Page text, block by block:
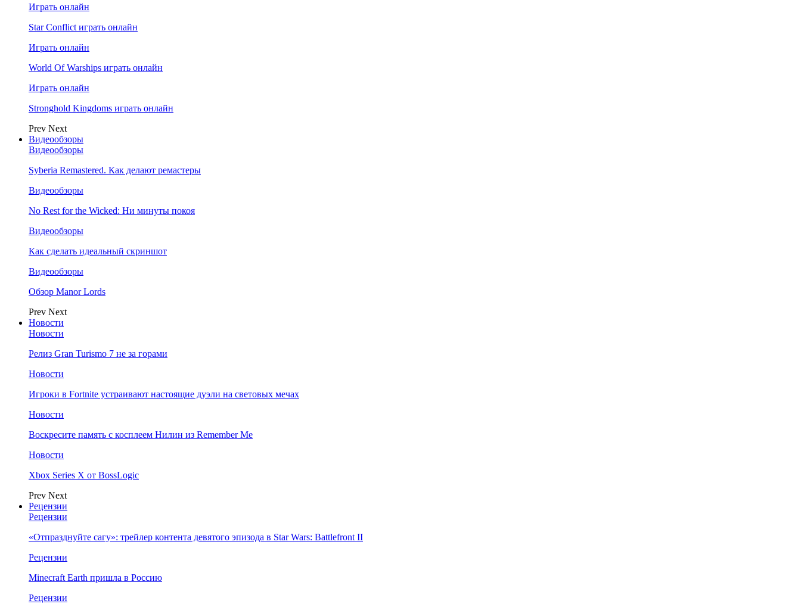
Играть онлайн
Star Conflict играть онлайн
Играть онлайн
World Of Warships играть онлайн
Играть онлайн
Stronghold Kingdoms играть онлайн
Prev Next
Видеообзоры
Видеообзоры
Syberia Remastered. Как делают ремастеры
Видеообзоры
No Rest for the Wicked: Ни минуты покоя
Видеообзоры
Как сделать идеальный скриншот
Видеообзоры
Обзор Manor Lords
Prev Next
Новости
Новости
Релиз Gran Turismo 7 не за горами
Новости
Игроки в Fortnite устраивают настоящие дуэли на световых мечах
Новости
Воскресите память с косплеем Нилин из Remember Me
Новости
Xbox Series X от BossLogic
Prev Next
Рецензии
Рецензии
«Отпразднуйте сагу»: трейлер контента девятого эпизода в Star Wars: Battlefront II
Рецензии
Minecraft Earth пришла в Россию
Рецензии